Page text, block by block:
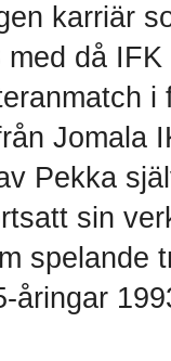
karriär
då
i
Jomala
Pekka
sin
spelande
åringar